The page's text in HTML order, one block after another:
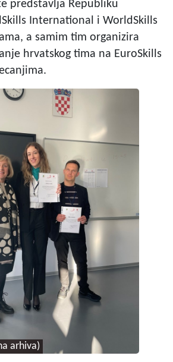
predstavlja Republiku
International i WorldSkills
a samim tim organizira
hrvatskog tima na EuroSkills
arhiva)